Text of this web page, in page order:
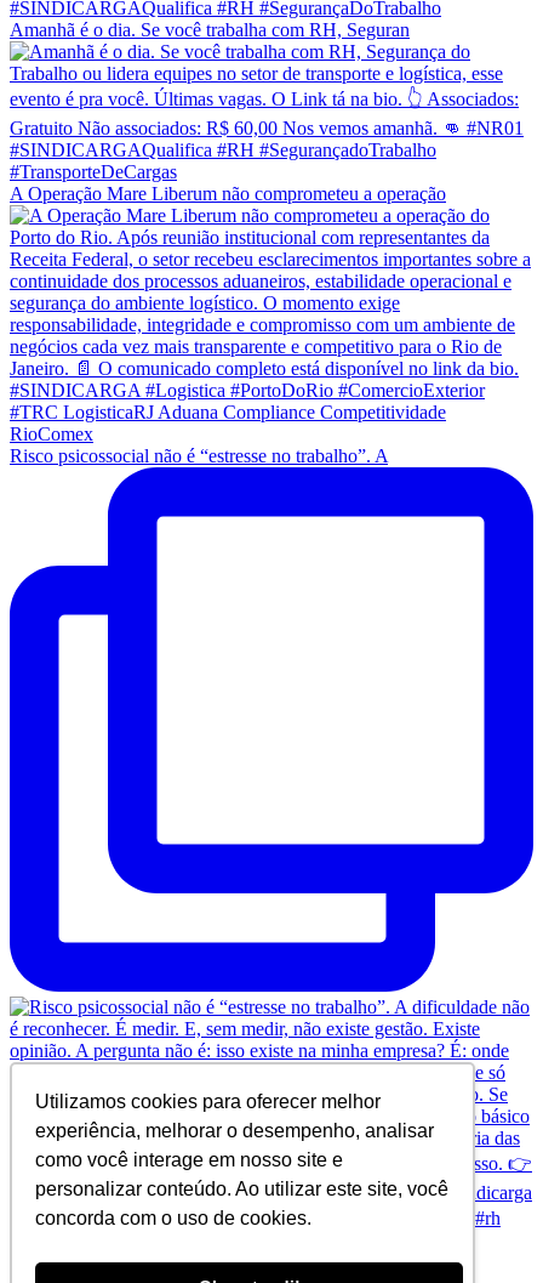
Utilizamos cookies para oferecer melhor
experiência, melhorar o desempenho, analisar
como você interage em nosso site e
personalizar conteúdo. Ao utilizar este site, você
concorda com o uso de cookies.
Amanhã é o dia. Se você trabalha com RH, Seguran
A Operação Mare Liberum não comprometeu a operação
Risco psicossocial não é “estresse no trabalho”. A